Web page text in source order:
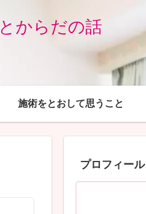
からだの話
施術をとおして思うこと
プロフィール